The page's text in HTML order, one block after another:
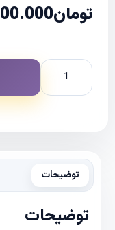
تومان
توضیحات
توضیحات